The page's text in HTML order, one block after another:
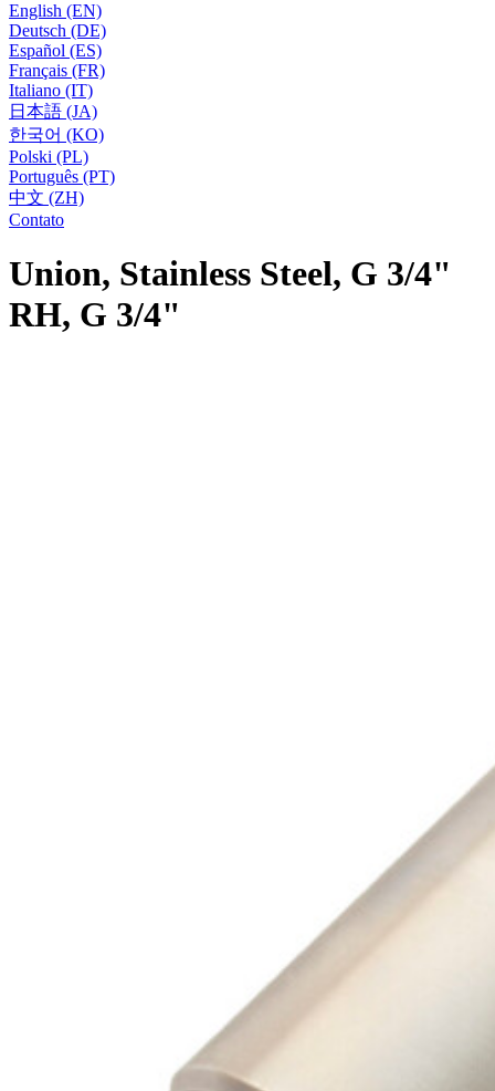
English (EN)
Deutsch (DE)
Español (ES)
Français (FR)
Italiano (IT)
日本語 (JA)
한국어 (KO)
Polski (PL)
Português (PT)
中文 (ZH)
Contato
Union, Stainless Steel, G 3/4"
RH, G 3/4"